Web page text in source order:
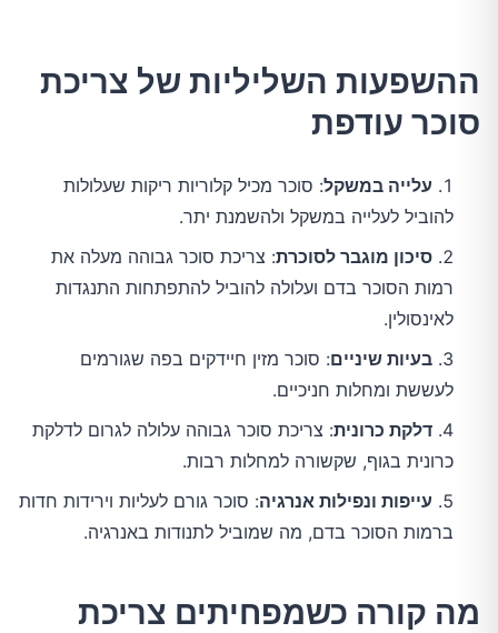
ההשפעות השליליות של צריכת
סוכר עודפת
עלייה במשקל: סוכר מכיל קלוריות ריקות שעלולות
להוביל לעלייה במשקל ולהשמנת יתר.
סיכון מוגבר לסוכרת: צריכת סוכר גבוהה מעלה את
רמות הסוכר בדם ועלולה להוביל להתפתחות התנגדות
לאינסולין.
בעיות שיניים: סוכר מזין חיידקים בפה שגורמים
לעששת ומחלות חניכיים.
דלקת כרונית: צריכת סוכר גבוהה עלולה לגרום לדלקת
כרונית בגוף, שקשורה למחלות רבות.
עייפות ונפילות אנרגיה: סוכר גורם לעליות וירידות חדות
ברמות הסוכר בדם, מה שמוביל לתנודות באנרגיה.
מה קורה כשמפחיתים צריכת